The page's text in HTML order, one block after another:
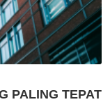
PALING TEPAT